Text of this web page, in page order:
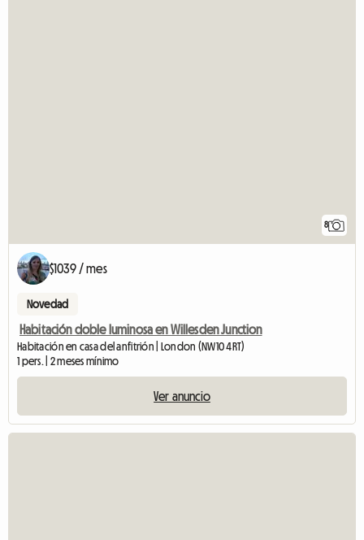
8
$1039 / mes
Novedad
Habitación doble luminosa en Willesden Junction
Habitación en casa del anfitrión | London (NW10 4RT)
1 pers. | 2 meses mínimo
Ver anuncio